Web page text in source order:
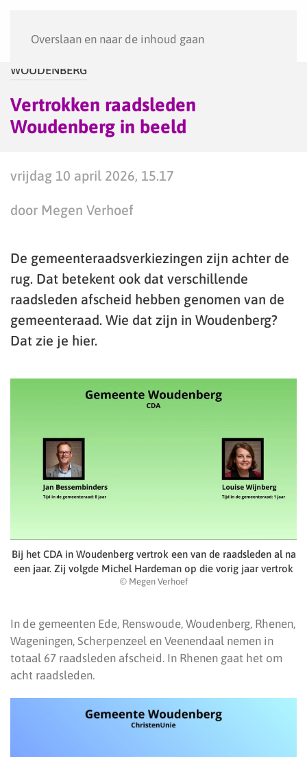
Overslaan en naar de inhoud gaan
WOUDENBERG
Vertrokken raadsleden
Woudenberg in beeld
vrijdag 10 april 2026, 15.17
door Megen Verhoef
De gemeenteraadsverkiezingen zijn achter de
rug. Dat betekent ook dat verschillende
raadsleden afscheid hebben genomen van de
gemeenteraad. Wie dat zijn in Woudenberg?
Dat zie je hier.
Bij het CDA in Woudenberg vertrok een van de raadsleden al na
een jaar. Zij volgde Michel Hardeman op die vorig jaar vertrok
© Megen Verhoef
In de gemeenten Ede, Renswoude, Woudenberg, Rhenen,
Wageningen, Scherpenzeel en Veenendaal nemen in
totaal 67 raadsleden afscheid. In Rhenen gaat het om
acht raadsleden.